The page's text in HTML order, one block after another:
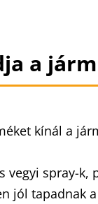
a
kínál a
vegyi spray-k,
jól tapadnak